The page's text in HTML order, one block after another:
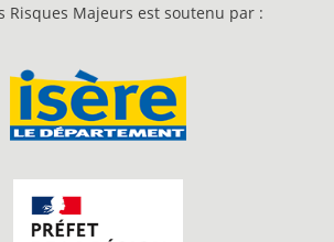
Risques Majeurs est soutenu par :